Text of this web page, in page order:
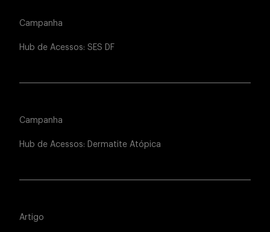
Campanha
Hub de Acessos: SES DF
Campanha
Hub de Acessos: Dermatite Atópica
Artigo